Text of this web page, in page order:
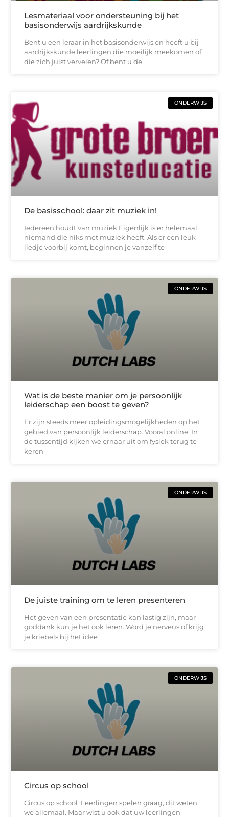
Lesmateriaal voor ondersteuning bij het
basisonderwijs aardrijkskunde
Bent u een leraar in het basisonderwijs en heeft u bij
aardrijkskunde leerlingen die moeilijk meekomen of
die zich juist vervelen? Of bent u de
ONDERWIJS
De basisschool: daar zit muziek in!
Iedereen houdt van muziek Eigenlijk is er helemaal
niemand die niks met muziek heeft. Als er een leuk
liedje voorbij komt, beginnen je vanzelf te
ONDERWIJS
Wat is de beste manier om je persoonlijk
leiderschap een boost te geven?
Er zijn steeds meer opleidingsmogelijkheden op het
gebied van persoonlijk leiderschap. Vooral online. In
de tussentijd kijken we ernaar uit om fysiek terug te
keren
ONDERWIJS
De juiste training om te leren presenteren
Het geven van een presentatie kan lastig zijn, maar
goddank kun je het ook leren. Word je nerveus of krijg
je kriebels bij het idee
ONDERWIJS
Circus op school
Circus op school Leerlingen spelen graag, dit weten
we allemaal. Maar wist u ook dat uw leerlingen